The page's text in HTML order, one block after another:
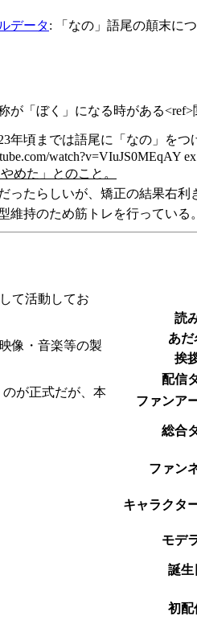
データ:
「なの」語尾の顛末に
が「ぼく」になる時がある<ref>
年頃までは語尾に「なの」をつ
めた」とのこと。
ったらしいが、矯正の結果右利
維持のため筋トレを行っている。
読
あだ
挨
配信
ファンア
総合
ファン
キャラクタ
モデ
誕生
初配
て活動してお
像・音楽等の製
が正式だが、本